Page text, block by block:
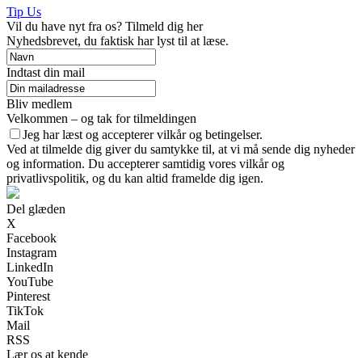
Tip Us
Vil du have nyt fra os? Tilmeld dig her
Nyhedsbrevet, du faktisk har lyst til at læse.
Indtast din mail
Bliv medlem
Velkommen – og tak for tilmeldingen
Jeg har læst og accepterer vilkår og betingelser.
Ved at tilmelde dig giver du samtykke til, at vi må sende dig nyheder
og information. Du accepterer samtidig vores vilkår og
privatlivspolitik, og du kan altid framelde dig igen.
Del glæden
X
Facebook
Instagram
LinkedIn
YouTube
Pinterest
TikTok
Mail
RSS
Lær os at kende